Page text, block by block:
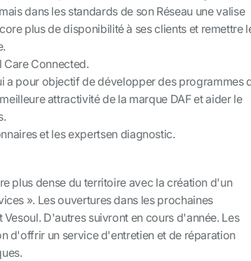
dans les standards de son Réseau une valise
plus de disponibilité à ses clients et remettre
Care Connected.
a pour objectif de développer des programmes
attractivité de la marque DAF et aider le
et les expertsen diagnostic.
plus dense du territoire avec la création d'un
». Les ouvertures dans les prochaines
D'autres suivront en cours d'année. Les
d'offrir un service d'entretien et de réparation